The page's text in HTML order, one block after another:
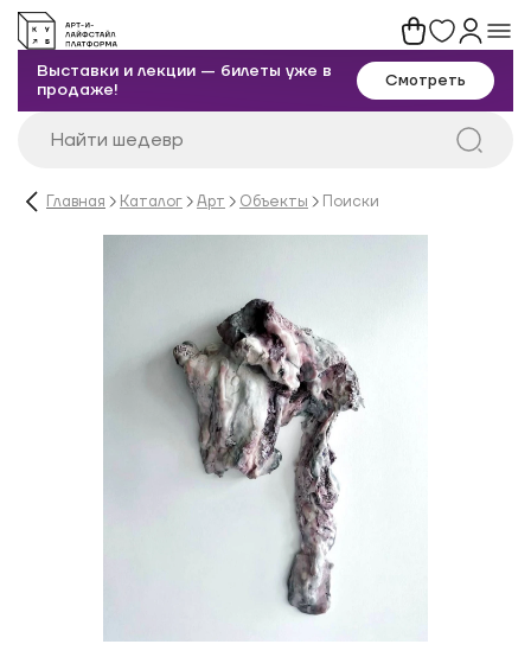
Выставки и лекции — билеты уже в
продаже!
Смотреть
Главная Каталог Арт Объекты Поиски